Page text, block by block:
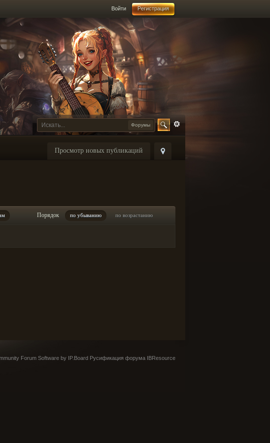
Войти Регистрация
Форумы
Просмотр новых публикаций
Порядок по убыванию по возрастанию
Forum Software by IP.Board Русификация форума IBResource